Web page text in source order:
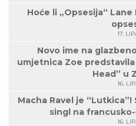
Hoće li „Opsesija“
17.
Novo ime na
umjetnica Zoe
Head” u
16.
Macha Ravel je
singl na
16.